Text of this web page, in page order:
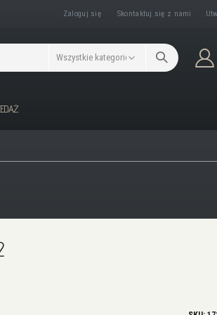
Zaloguj się Skontaktuj się z nami